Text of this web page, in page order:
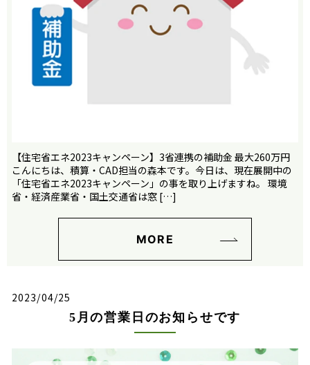
【住宅省エネ2023キャンペーン】3省連携の補助金 最大260万円
こんにちは、積算・CAD担当の森本です。今日は、現在展開中の
「住宅省エネ2023キャンペーン」の事を取り上げますね。 環境
省・経済産業省・国土交通省は窓 […]
MORE
2023/04/25
5月の営業日のお知らせです